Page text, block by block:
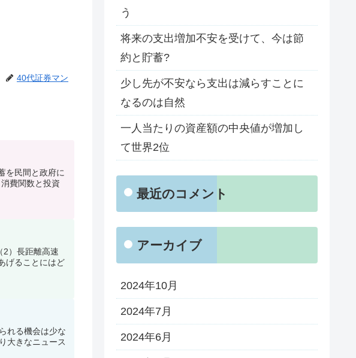
40代証券マン
を民間と政府に
費関数と投資
2）長距離高速
げることにはど
れる機会は少な
大きなニュース
う
将来の支出増加不安を受けて、今は節
約と貯蓄?
少し先が不安なら支出は減らすことに
なるのは自然
一人当たりの資産額の中央値が増加し
て世界2位
最近のコメント
アーカイブ
2024年10月
2024年7月
2024年6月